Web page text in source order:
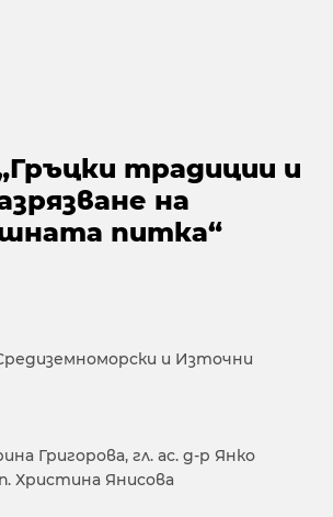
традиции и
на
питка“
и Източни
Григорова, гл. ас. д-р Янко
Христина Янисова